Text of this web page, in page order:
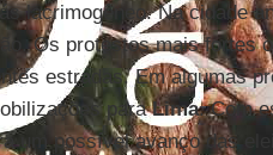
lacrimogêneo. Na cidade
Os protestos mais fortes
estradas. Em algumas
paraLima. Com
um possível avanço das